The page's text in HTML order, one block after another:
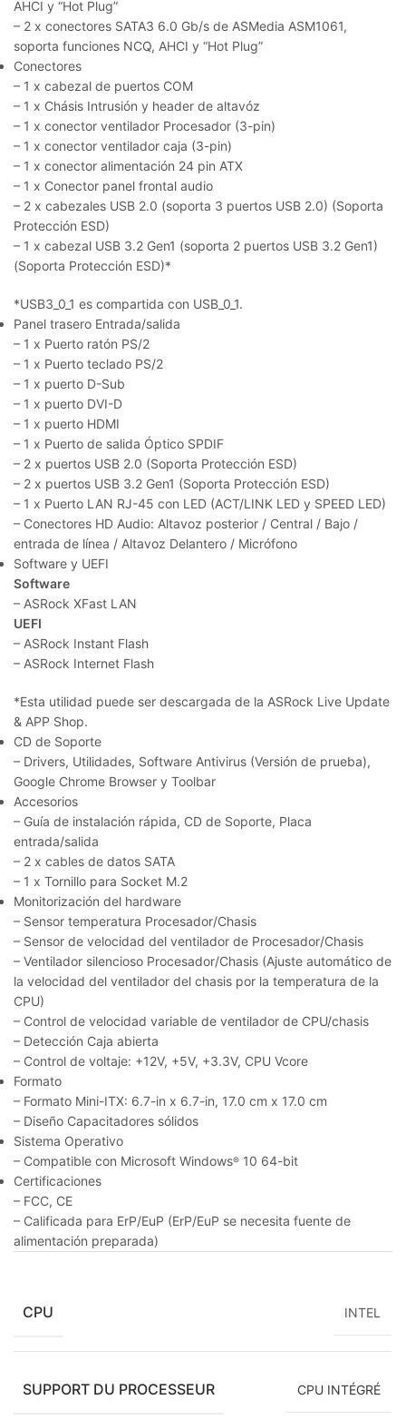
AHCI y “Hot Plug”
– 2 x conectores SATA3 6.0 Gb/s de ASMedia ASM1061,
soporta funciones NCQ, AHCI y “Hot Plug”
Conectores
– 1 x cabezal de puertos COM
– 1 x Chásis Intrusión y header de altavóz
– 1 x conector ventilador Procesador (3-pin)
– 1 x conector ventilador caja (3-pin)
– 1 x conector alimentación 24 pin ATX
– 1 x Conector panel frontal audio
– 2 x cabezales USB 2.0 (soporta 3 puertos USB 2.0) (Soporta
Protección ESD)
– 1 x cabezal USB 3.2 Gen1 (soporta 2 puertos USB 3.2 Gen1)
(Soporta Protección ESD)*
*USB3_0_1 es compartida con USB_0_1.
Panel trasero Entrada/salida
– 1 x Puerto ratón PS/2
– 1 x Puerto teclado PS/2
– 1 x puerto D-Sub
– 1 x puerto DVI-D
– 1 x puerto HDMI
– 1 x Puerto de salida Óptico SPDIF
– 2 x puertos USB 2.0 (Soporta Protección ESD)
– 2 x puertos USB 3.2 Gen1 (Soporta Protección ESD)
– 1 x Puerto LAN RJ-45 con LED (ACT/LINK LED y SPEED LED)
– Conectores HD Audio: Altavoz posterior / Central / Bajo /
entrada de línea / Altavoz Delantero / Micrófono
Software y UEFI
Software
– ASRock XFast LAN
UEFI
– ASRock Instant Flash
– ASRock Internet Flash
*Esta utilidad puede ser descargada de la ASRock Live Update
& APP Shop.
CD de Soporte
– Drivers, Utilidades, Software Antivirus (Versión de prueba),
Google Chrome Browser y Toolbar
Accesorios
– Guía de instalación rápida, CD de Soporte, Placa
entrada/salida
– 2 x cables de datos SATA
– 1 x Tornillo para Socket M.2
Monitorización del hardware
– Sensor temperatura Procesador/Chasis
– Sensor de velocidad del ventilador de Procesador/Chasis
– Ventilador silencioso Procesador/Chasis (Ajuste automático de
la velocidad del ventilador del chasis por la temperatura de la
CPU)
– Control de velocidad variable de ventilador de CPU/chasis
– Detección Caja abierta
– Control de voltaje: +12V, +5V, +3.3V, CPU Vcore
Formato
– Formato Mini-ITX: 6.7-in x 6.7-in, 17.0 cm x 17.0 cm
– Diseño Capacitadores sólidos
Sistema Operativo
– Compatible con Microsoft Windows® 10 64-bit
Certificaciones
– FCC, CE
– Calificada para ErP/EuP (ErP/EuP se necesita fuente de
alimentación preparada)
CPU INTEL
SUPPORT DU PROCESSEUR CPU INTÉGRÉ